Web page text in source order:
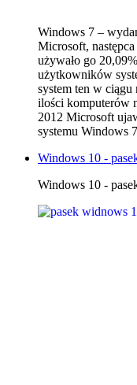
Windows 7 –
Microsoft,
używało go
użytkowników
system ten w ciągu
ilości komputerów
2012 Microsoft
systemu Windows
Windows 10 -
Windows 10 -